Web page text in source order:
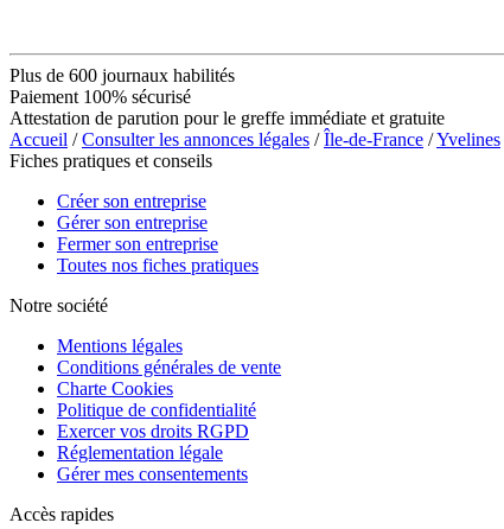
Plus de 600 journaux habilités
Paiement 100% sécurisé
Attestation de parution pour le greffe immédiate et gratuite
Accueil /Consulter les annonces légales /Île-de-France /Yvelines
Fiches pratiques et conseils
Créer son entreprise
Gérer son entreprise
Fermer son entreprise
Toutes nos fiches pratiques
Notre société
Mentions légales
Conditions générales de vente
Charte Cookies
Politique de confidentialité
Exercer vos droits RGPD
Réglementation légale
Gérer mes consentements
Accès rapides